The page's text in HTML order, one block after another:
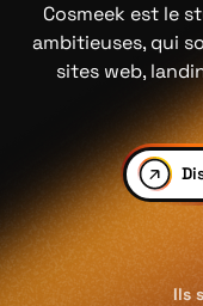
Cosmeek est le
ambitieuses, qui
sites web,
Ils